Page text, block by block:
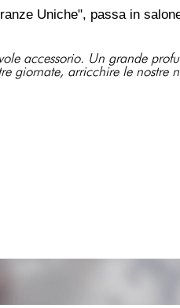
Uniche", passa in
accessorio. Un grande
giornate, arricchire le nostre